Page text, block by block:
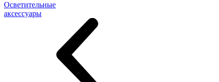
Осветительные
аксессуары